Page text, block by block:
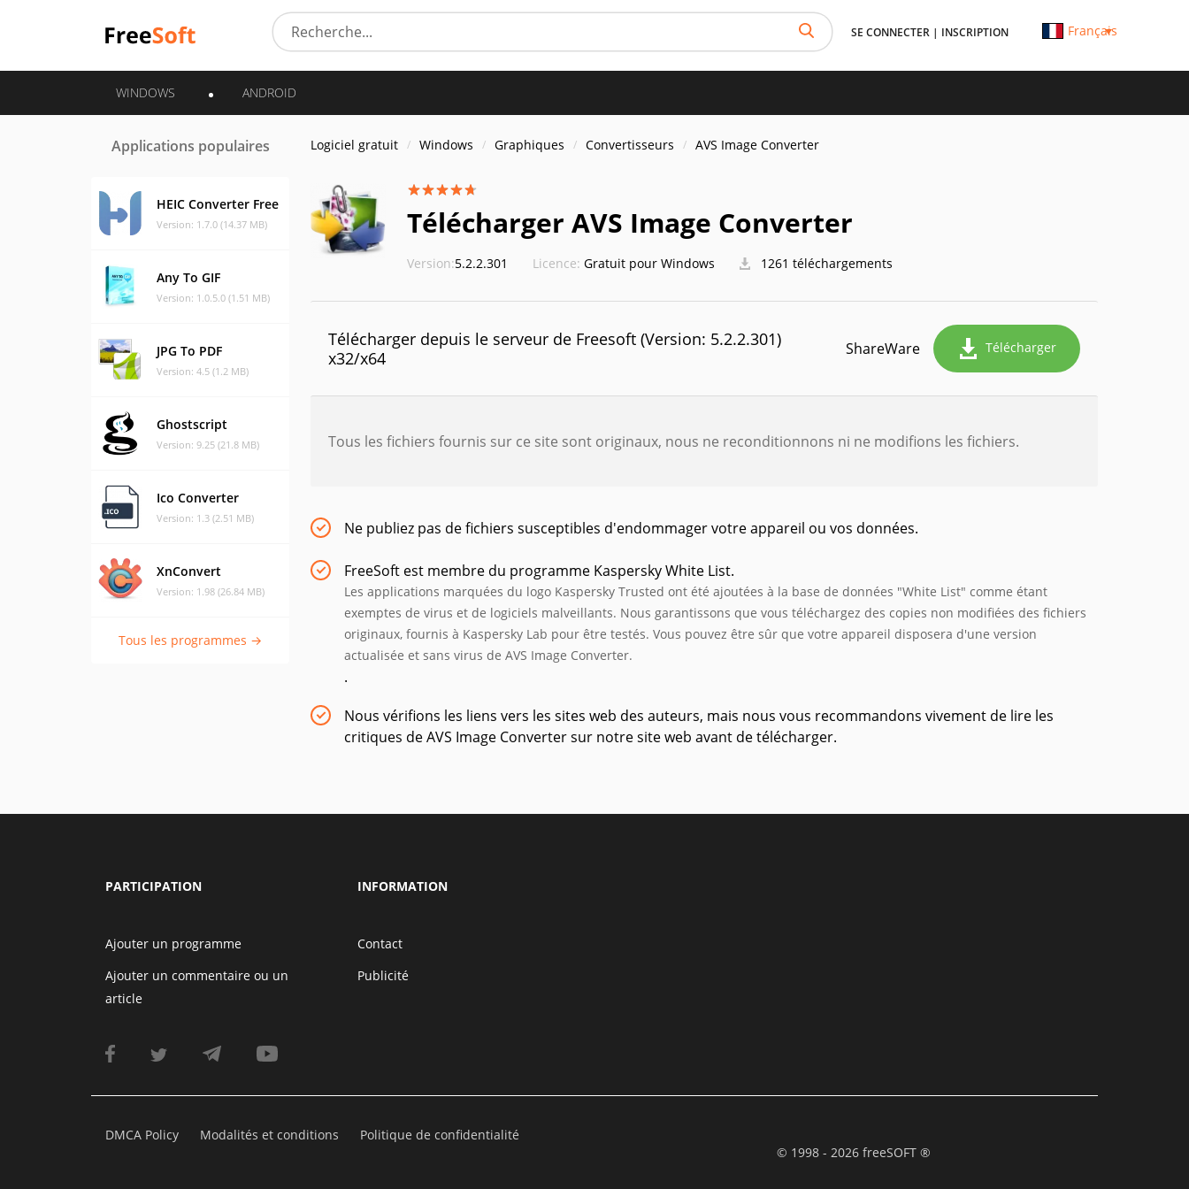
SE CONNECTER | INSCRIPTION Français
WINDOWS ANDROID
Applications populaires
HEIC Converter Free
Version: 1.7.0 (14.37 MB)
Any To GIF
Version: 1.0.5.0 (1.51 MB)
JPG To PDF
Version: 4.5 (1.2 MB)
Ghostscript
Version: 9.25 (21.8 MB)
Ico Converter
Version: 1.3 (2.51 MB)
XnConvert
Version: 1.98 (26.84 MB)
Tous les programmes →
Logiciel gratuit Windows Graphiques Convertisseurs AVS Image Converter
Télécharger AVS Image Converter
Version:5.2.2.301 Licence: Gratuit pour Windows 1261 téléchargements
Télécharger depuis le serveur de Freesoft (Version: 5.2.2.301)
x32/x64
ShareWare Télécharger
Tous les fichiers fournis sur ce site sont originaux, nous ne reconditionnons ni ne modifions les fichiers.
Ne publiez pas de fichiers susceptibles d'endommager votre appareil ou vos données.
FreeSoft est membre du programme Kaspersky White List.
Les applications marquées du logo Kaspersky Trusted ont été ajoutées à la base de données "White List" comme étant
exemptes de virus et de logiciels malveillants. Nous garantissons que vous téléchargez des copies non modifiées des fichiers
originaux, fournis à Kaspersky Lab pour être testés. Vous pouvez être sûr que votre appareil disposera d'une version
actualisée et sans virus de AVS Image Converter.
.
Nous vérifions les liens vers les sites web des auteurs, mais nous vous recommandons vivement de lire les
critiques de AVS Image Converter sur notre site web avant de télécharger.
PARTICIPATION
Ajouter un programme
Ajouter un commentaire ou un
article
INFORMATION
Contact
Publicité
DMCA Policy Modalités et conditions
Politique de confidentialité
© 1998 - 2026 freeSOFT ®